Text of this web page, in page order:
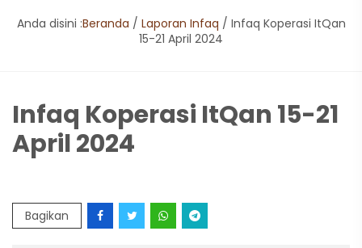
Anda disini :Beranda / Laporan Infaq / Infaq Koperasi ItQan
15-21 April 2024
Infaq Koperasi ItQan 15-21
April 2024
Bagikan